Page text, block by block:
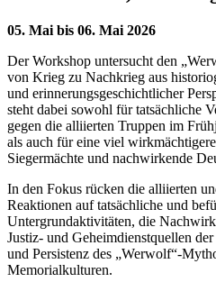
05. Mai bis 06. Mai 2026
Der Workshop untersucht den
von Krieg zu Nachkrieg aus
und erinnerungsgeschichtlicher
steht dabei sowohl für tatsächliche
gegen die alliierten Truppen im
als auch für eine viel
Siegermächte und nachwirkende
In den Fokus rücken die alliierten
Reaktionen auf tatsächliche und
Untergrundaktivitäten, die
Justiz- und Geheimdienstquellen
und Persistenz des „Werwolf“-
Memorialkulturen.